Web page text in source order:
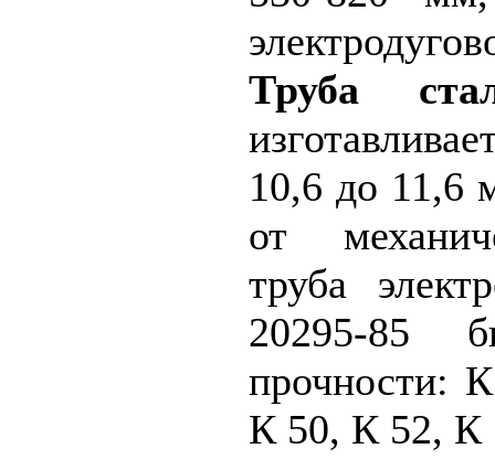
Труба
10,6 до 11,6
от
труба
20295-85
прочности:
К 50, К 52, К